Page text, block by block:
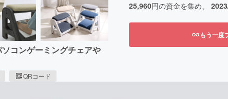
コンゲーミングチェアや
QRコード
25,960円の資金を集め、
もう一度